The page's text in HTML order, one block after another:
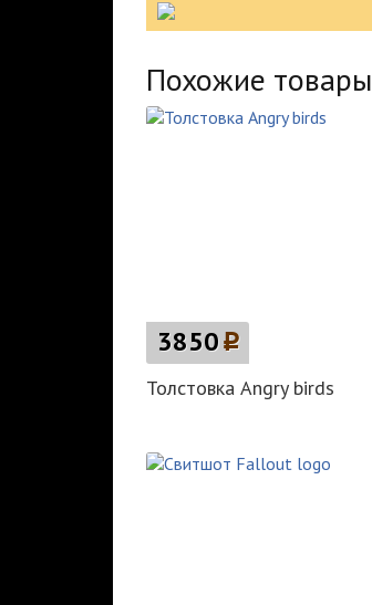
Похожие товары
3850p
Толстовка Angry birds